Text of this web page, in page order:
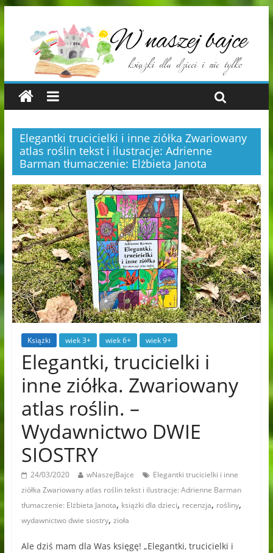
Elegantki trucicielki i inne ziółka Zwariowany
atlas roślin tekst i ilustracje: Adrienne
Barman tłumaczenie: Elżbieta Janota
Książki wiek 3+ wiek 6+ wiek 9+
Elegantki, trucicielki i
inne ziółka. Zwariowany
atlas roślin. –
Wydawnictwo DWIE
SIOSTRY
24/03/2020 wNaszejBajce
Elegantki trucicielki i inne
ziółka Zwariowany atlas roślin tekst i ilustracje: Adrienne Barman
tłumaczenie: Elżbieta Janota, książki dla dzieci, recenzja, rośliny,
wydawnictwo dwie siostry, zioła
Ale dziś mam dla Was księgę! „Elegantki, trucicielki i